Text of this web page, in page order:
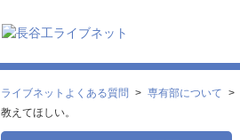
ライブネットよくある質問 > 専有部について >
教えてほしい。